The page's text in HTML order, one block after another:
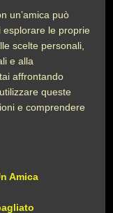
un’amica può
esplorare le proprie
scelte personali,
e alla
affrontando
queste
e comprendere
Amica